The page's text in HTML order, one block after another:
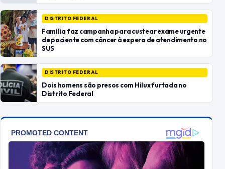
DISTRITO FEDERAL
Família faz campanha para custear exame urgente
de paciente com câncer à espera de atendimento no
SUS
DISTRITO FEDERAL
Dois homens são presos com Hilux furtada no
Distrito Federal